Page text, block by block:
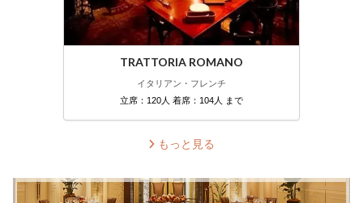
TRATTORIA ROMANO
イタリアン・フレンチ
立席：120人 着席：104人 まで
もっと見る